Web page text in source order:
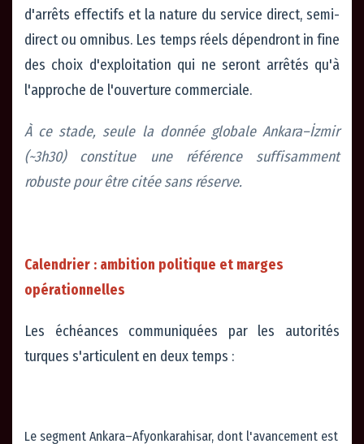
d'arrêts effectifs et la nature du service direct, semi-
direct ou omnibus. Les temps réels dépendront in fine
des choix d'exploitation qui ne seront arrêtés qu'à
l'approche de l'ouverture commerciale.
À ce stade, seule la donnée globale Ankara–İzmir
(~3h30) constitue une référence suffisamment
robuste pour être citée sans réserve.
Calendrier : ambition politique et marges
opérationnelles
Les échéances communiquées par les autorités
turques s'articulent en deux temps :
Le segment Ankara–Afyonkarahisar, dont l'avancement est